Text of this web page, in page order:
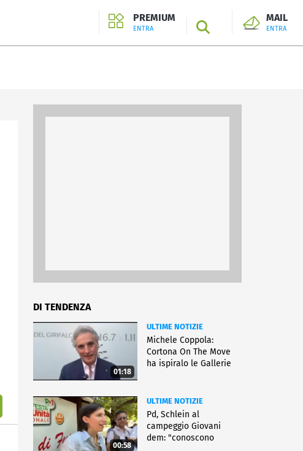
PREMIUM
ENTRA SEARCH
MAIL
ENTRA
DI TENDENZA
01:18
ULTIME NOTIZIE
Michele Coppola:
Cortona On The Move
ha ispiralo le Gallerie
00:58
ULTIME NOTIZIE
Pd, Schlein al
campeggio Giovani
dem: "conoscono